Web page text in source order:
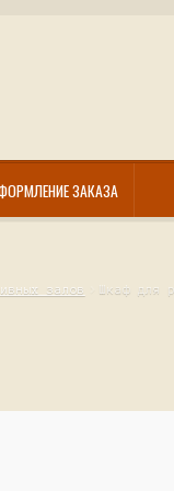
ЗАКАЗА
залов Шкаф для